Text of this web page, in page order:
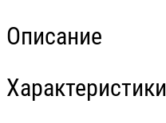
Описание
Характеристики